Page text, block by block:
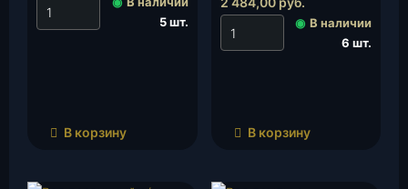
5 шт.
В корзину
◉ В наличии
6 шт.
В корзину